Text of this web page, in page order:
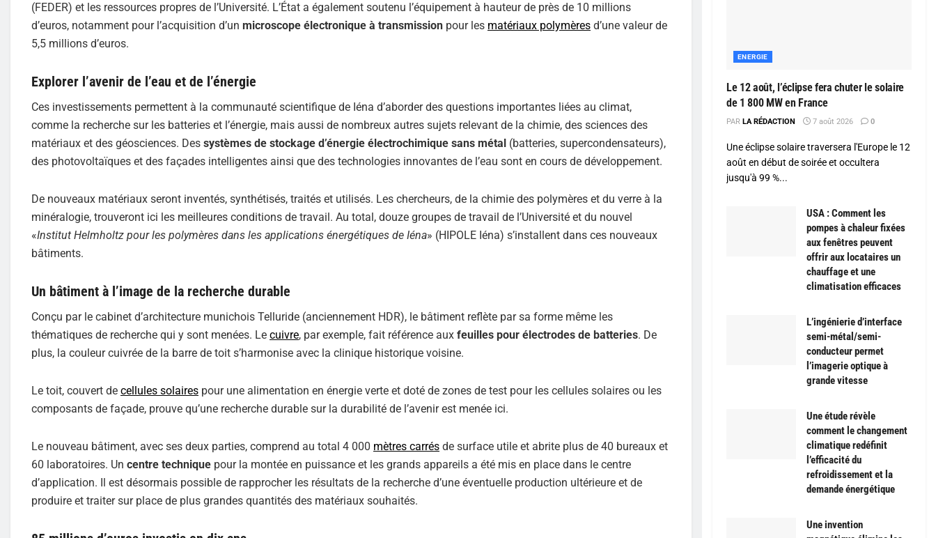
(FEDER) et les ressources propres de l’Université. L’État a également soutenu l’équipement à hauteur de près de 10 millions
d’euros, notamment pour l’acquisition d’un microscope électronique à transmission pour les matériaux polymères d’une valeur de
5,5 millions d’euros.
Explorer l’avenir de l’eau et de l’énergie
Ces investissements permettent à la communauté scientifique de Iéna d’aborder des questions importantes liées au climat,
comme la recherche sur les batteries et l’énergie, mais aussi de nombreux autres sujets relevant de la chimie, des sciences des
matériaux et des géosciences. Des systèmes de stockage d’énergie électrochimique sans métal (batteries, supercondensateurs),
des photovoltaïques et des façades intelligentes ainsi que des technologies innovantes de l’eau sont en cours de développement.
De nouveaux matériaux seront inventés, synthétisés, traités et utilisés. Les chercheurs, de la chimie des polymères et du verre à la
minéralogie, trouveront ici les meilleures conditions de travail. Au total, douze groupes de travail de l’Université et du nouvel
«Institut Helmholtz pour les polymères dans les applications énergétiques de Iéna» (HIPOLE Iéna) s’installent dans ces nouveaux
bâtiments.
Un bâtiment à l’image de la recherche durable
Conçu par le cabinet d’architecture munichois Telluride (anciennement HDR), le bâtiment reflète par sa forme même les
thématiques de recherche qui y sont menées. Le cuivre, par exemple, fait référence aux feuilles pour électrodes de batteries. De
plus, la couleur cuivrée de la barre de toit s’harmonise avec la clinique historique voisine.
Le toit, couvert de cellules solaires pour une alimentation en énergie verte et doté de zones de test pour les cellules solaires ou les
composants de façade, prouve qu’une recherche durable sur la durabilité de l’avenir est menée ici.
Le nouveau bâtiment, avec ses deux parties, comprend au total 4 000 mètres carrés de surface utile et abrite plus de 40 bureaux et
60 laboratoires. Un centre technique pour la montée en puissance et les grands appareils a été mis en place dans le centre
d’application. Il est désormais possible de rapprocher les résultats de la recherche d’une éventuelle production ultérieure et de
produire et traiter sur place de plus grandes quantités des matériaux souhaités.
ENERGIE
Le 12 août, l’éclipse fera chuter le solaire
de 1 800 MW en France
PAR LA RÉDACTION 7 août 2026 0
Une éclipse solaire traversera l'Europe le 12
août en début de soirée et occultera
jusqu'à 99 %...
USA : Comment les
pompes à chaleur fixées
aux fenêtres peuvent
offrir aux locataires un
chauffage et une
climatisation efficaces
L’ingénierie d’interface
semi-métal/semi-
conducteur permet
l’imagerie optique à
grande vitesse
Une étude révèle
comment le changement
climatique redéfinit
l’efficacité du
refroidissement et la
demande énergétique
Une invention